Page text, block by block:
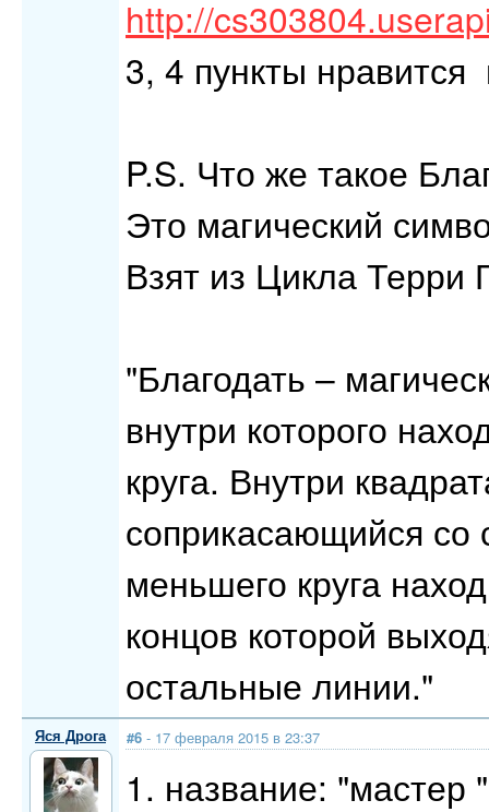
http://
3, 4 пункты
P.S. Что же такое
Это магический
Взят из Цикла Терри
"Благодать –
внутри которого
круга. Внутри
соприкасающийся со
меньшего круга
концов которой
остальные линии."
Яся Дрога #6 - 17 февраля 2015 в 23:37
1. название: